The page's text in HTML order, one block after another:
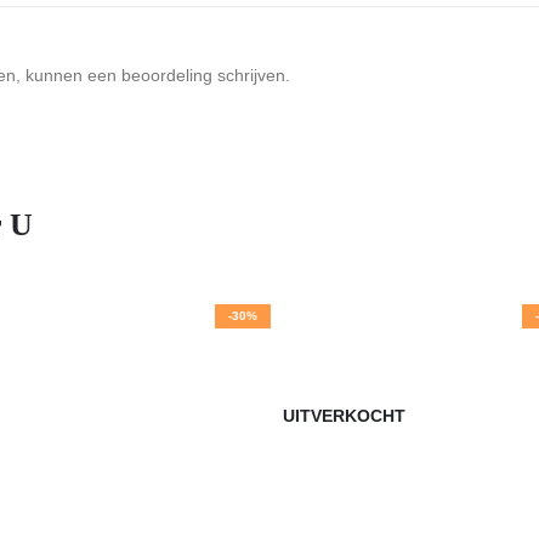
kunnen een beoordeling schrijven.
U
-30%
UITVERKOCHT